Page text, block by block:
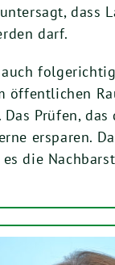
dass
darf.
öffentlichen
Prüfen,
ersparen.
die